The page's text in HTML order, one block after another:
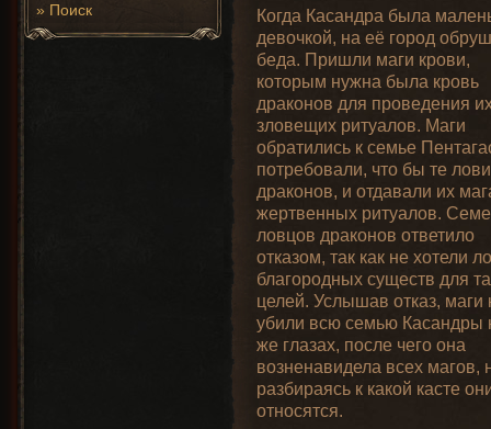
» Поиск
Когда Касандра была
девочкой, на её город
беда. Пришли маги крови,
которым нужна была кровь
драконов для проведения
зловещих ритуалов. Маги
обратились к семье
потребовали, что бы те
драконов, и отдавали их
жертвенных ритуалов.
ловцов драконов ответило
отказом, так как не хотели
благородных существ для
целей. Услышав отказ, маги
убили всю семью Касандры
же глазах, после чего она
возненавидела всех магов,
разбираясь к какой касте
относятся.